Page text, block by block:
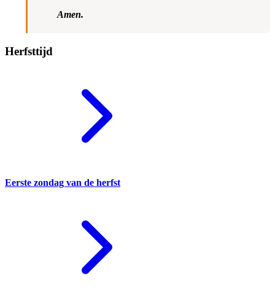
Amen.
Herfsttijd
Eerste zondag van de herfst